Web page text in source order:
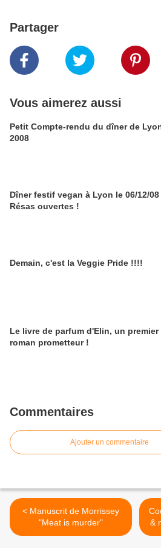
Partager
Vous aimerez aussi
Petit Compte-rendu du dîner de
2008
Dîner festif vegan à Lyon le 06/12/08
Résas ouvertes !
Demain, c'est la Veggie Pride !!!!
Le livre de parfum d'Elin, un premier
roman prometteur !
Commentaires
Ajouter un commentaire
< Manuscrit de Morrissey
"Meat is murder"